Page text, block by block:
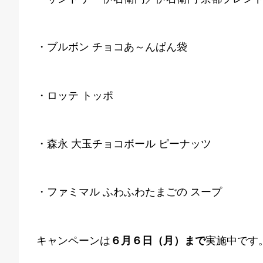
・ブルボン チョコあ～んぱん袋
・ロッテ トッポ
・森永 大玉チョコボール ピーナッツ
・ファミマル ふわふわたまごの スープ
キャンペーンは ６月６日（月）まで実施中です